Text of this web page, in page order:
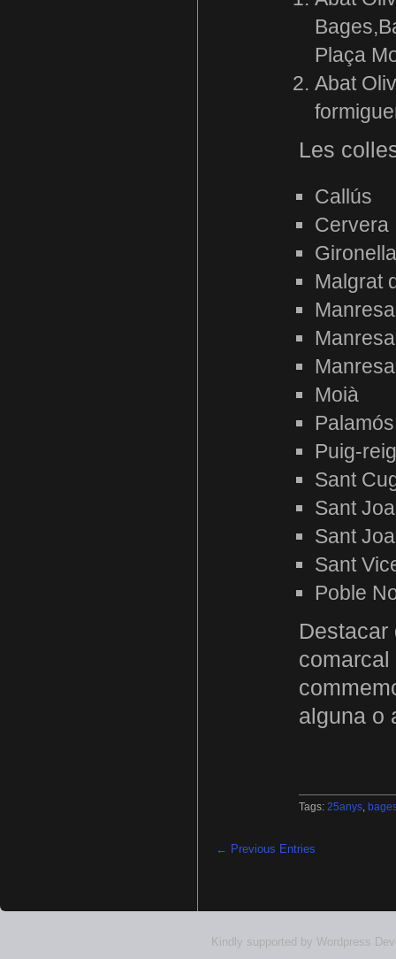
Plaça
Abat
Les
Callús
Cervera
Gironella
Malgrat
Manresa
Moià
Palamós
Puig-reig
Sant
Sant
Sant
Sant
Poble
Destacar
comarcal
alguna o
Tags: 25anys,
← Previous Entries
Kindly supported by Wordpress